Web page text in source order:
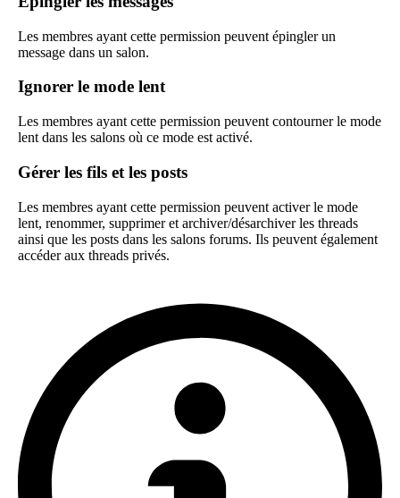
Les membres ayant cette permission peuvent épingler un
message dans un salon.
Ignorer le mode lent
Les membres ayant cette permission peuvent contourner le mode
lent dans les salons où ce mode est activé.
Gérer les fils et les posts
Les membres ayant cette permission peuvent activer le mode
lent, renommer, supprimer et archiver/désarchiver les threads
ainsi que les posts dans les salons forums. Ils peuvent également
accéder aux threads privés.